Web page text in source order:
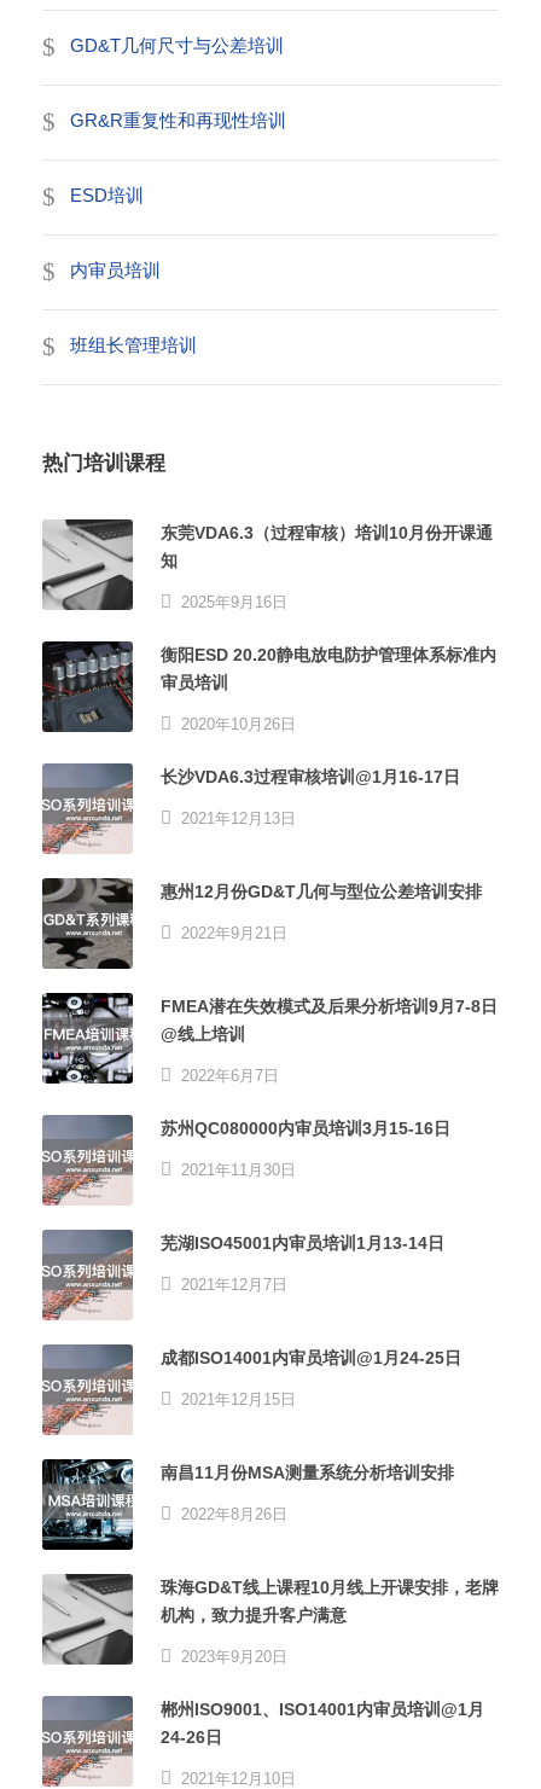
GD&T几何尺寸与公差培训
GR&R重复性和再现性培训
ESD培训
内审员培训
班组长管理培训
热门培训课程
东莞VDA6.3（过程审核）培训10月份开课通
知
2025年9月16日
衡阳ESD 20.20静电放电防护管理体系标准内
审员培训
2020年10月26日
长沙VDA6.3过程审核培训@1月16-17日
2021年12月13日
惠州12月份GD&T几何与型位公差培训安排
2022年9月21日
FMEA潜在失效模式及后果分析培训9月7-8日
@线上培训
2022年6月7日
苏州QC080000内审员培训3月15-16日
2021年11月30日
芜湖ISO45001内审员培训1月13-14日
2021年12月7日
成都ISO14001内审员培训@1月24-25日
2021年12月15日
南昌11月份MSA测量系统分析培训安排
2022年8月26日
珠海GD&T线上课程10月线上开课安排，老牌
机构，致力提升客户满意
2023年9月20日
郴州ISO9001、ISO14001内审员培训@1月
24-26日
2021年12月10日